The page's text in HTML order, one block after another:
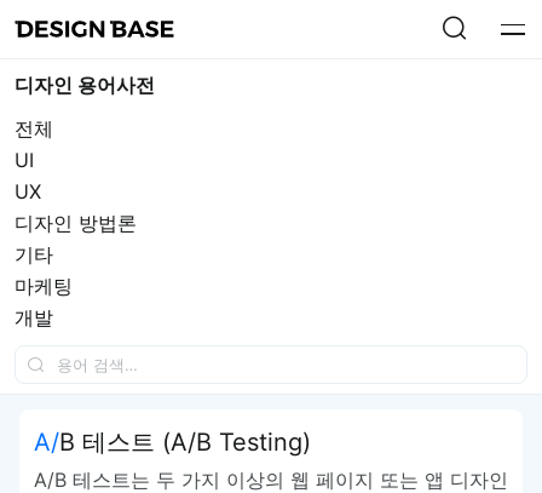
디자인 용어사전
전체
UI
UX
디자인 방법론
기타
마케팅
개발
A/B 테스트 (A/B Testing)
A/B 테스트는 두 가지 이상의 웹 페이지 또는 앱 디자인